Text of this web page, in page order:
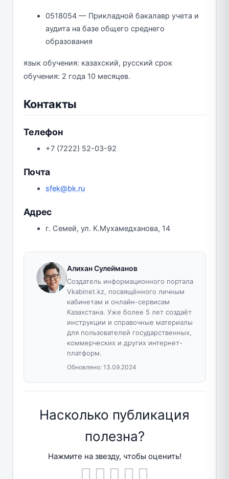
0518054 — Прикладной бакалавр учета и
аудита на базе общего среднего
образования
язык обучения: казахский, русский срок
обучения: 2 года 10 месяцев.
Контакты
Телефон
+7 (7222) 52-03-92
Почта
sfek@bk.ru
Адрес
г. Семей, ул. К.Мухамедханова, 14
Алихан Сулейманов
Создатель информационного портала
Vkabinet.kz, посвящённого личным
кабинетам и онлайн-сервисам
Казахстана. Уже более 5 лет создаёт
инструкции и справочные материалы
для пользователей государственных,
коммерческих и других интернет-
платформ.
Обновлено: 13.09.2024
Насколько публикация
полезна?
Нажмите на звезду, чтобы оценить!